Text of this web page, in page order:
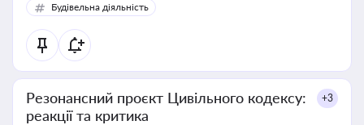
Будівельна діяльність
Резонансний проєкт Цивільного кодексу:
реакції та критика
+3